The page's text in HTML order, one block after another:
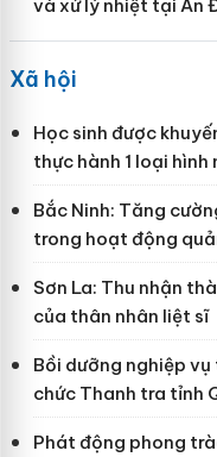
và xử lý nhiệt tại Ấn
Xã hội
Học sinh được
thực hành 1 loại
Bắc Ninh: Tăng
trong hoạt động
Sơn La: Thu nhận
của thân nhân liệt sĩ
Bồi dưỡng nghiệp
chức Thanh tra tỉnh
Phát động phong